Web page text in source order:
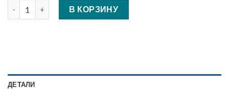
Количество Набор для врезки замков 3 PCS
В КОРЗИНУ
ДЕТАЛИ